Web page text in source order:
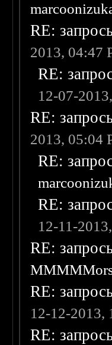
RE:
2013, 04:47
RE:
12-07-
RE:
2013, 05:04
RE:
RE:
12-11-
RE:
RE:
12-12-2013,
RE: